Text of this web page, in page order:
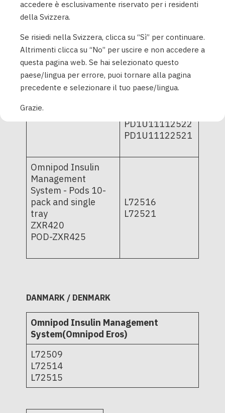
Insulin
System - Pods 10-
pack and single-
tray
POD-BLE-C1-529;
POD-BLE-C1-520
PD1U03072521
PD1U09052421
PD1U11062421
PD1U11062521
PD1U11072421
PD1U11072521
PD1U11082421
PD1U11112522
PD1U11122521
Omnipod Insulin
Management
System - Pods 10-
pack and single
tray
ZXR420
POD-ZXR425
L72516
L72521
DANMARK / DENMARK
Omnipod Insulin Management
System(Omnipod Eros)
L72509
L72514
L72515
accedere è esclusivamente riservato per i residenti
della Svizzera.
Se risiedi nella Svizzera, clicca su “Sì” per continuare.
Altrimenti clicca su “No” per uscire e non accedere a
questa pagina web. Se hai selezionato questo
paese/lingua per errore, puoi tornare alla pagina
precedente e selezionare il tuo paese/lingua.
Grazie.